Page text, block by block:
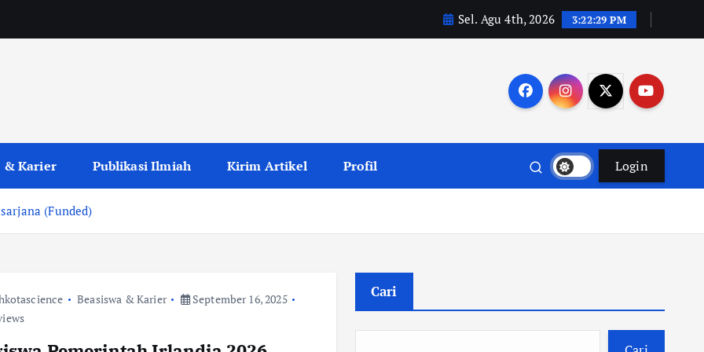
Sel. Agu 4th, 2026 3:22:30 PM
& Karier Publikasi Ilmiah Kirim Artikel Profil Login
(Funded)
Beasiswa & Karier
September 16, 2025
Cari